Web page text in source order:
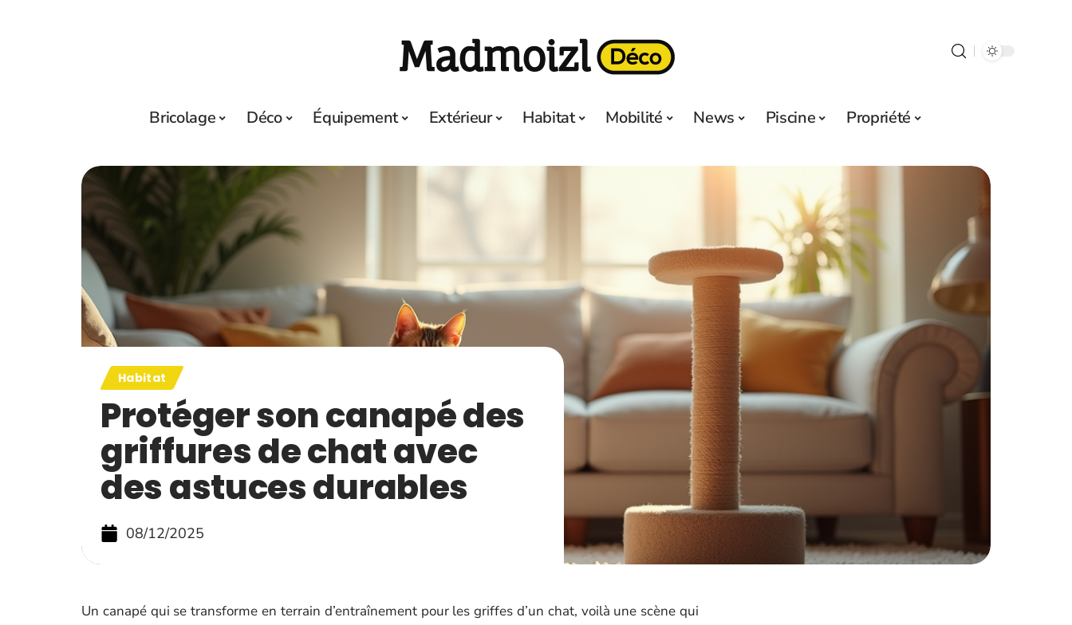
Bricolage Déco Équipement Extérieur Habitat Mobilité News Piscine Propriété
Habitat
Protéger son canapé des
griffures de chat avec
des astuces durables
08/12/2025
Un canapé qui se transforme en terrain d’entraînement pour les griffes d’un chat, voilà une scène qui